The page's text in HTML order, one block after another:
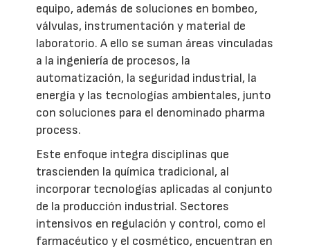
equipo, además de soluciones en bombeo,
válvulas, instrumentación y material de
laboratorio. A ello se suman áreas vinculadas
a la ingeniería de procesos, la
automatización, la seguridad industrial, la
energía y las tecnologías ambientales, junto
con soluciones para el denominado pharma
process.
Este enfoque integra disciplinas que
trascienden la química tradicional, al
incorporar tecnologías aplicadas al conjunto
de la producción industrial. Sectores
intensivos en regulación y control, como el
farmacéutico y el cosmético, encuentran en